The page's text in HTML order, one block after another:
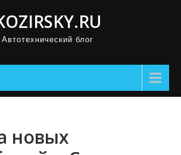
Автотехнический блог
новых